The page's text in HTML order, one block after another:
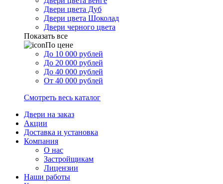
Двери цвета Дуб
Двери цвета Шоколад
Двери черного цвета
Показать все
По цене
До 10 000 рублей
До 20 000 рублей
До 40 000 рублей
От 40 000 рублей
Смотреть весь каталог
Двери на заказ
Акции
Доставка и установка
Компания
О нас
Застройщикам
Лицензии
Наши работы